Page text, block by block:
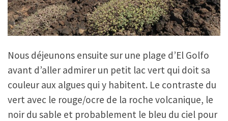
Nous déjeunons ensuite sur une plage d’El Golfo
avant d’aller admirer un petit lac vert qui doit sa
couleur aux algues qui y habitent. Le contraste du
vert avec le rouge/ocre de la roche volcanique, le
noir du sable et probablement le bleu du ciel pour